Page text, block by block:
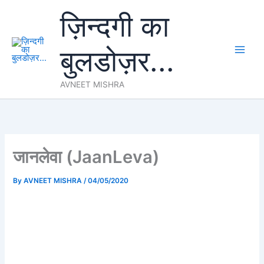
content
ज़िन्दगी का
बुलडोज़र...
AVNEET MISHRA
जानलेवा (JaanLeva)
ByAVNEET MISHRA/04/05/2020